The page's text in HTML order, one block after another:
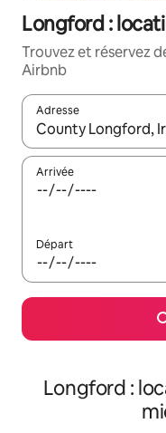
Longford :
Trouvez et réservez
Airbnb
Adresse
Lorsque les résultats
Arrivée
Départ
Longford :